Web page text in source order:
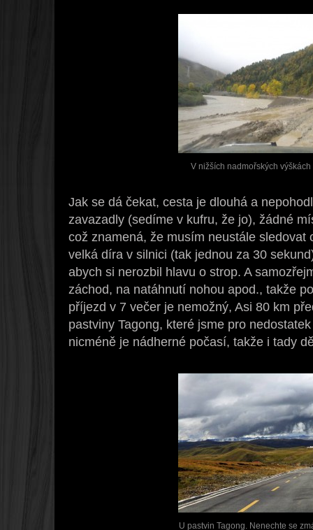
V nižších nadmořských
Jak se dá čekat, cesta je dlouhá a
zavazadly (sedíme v kufru, že jo), žádné
což znamená, že musím neustále
velká díra v silnici (tak jednou za 30
abych si nerozbil hlavu o strop. A
záchod, na natáhnutí nohou apod., takže
příjezd v 7 večer je nemožný, Asi 80 km
pastviny Tagong, které jsme pro
nicméně je nádherné počasí, takže i tady
U pastvin Tagong. Nenechte se